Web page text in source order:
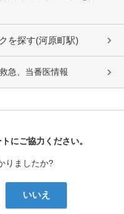
を探す(河原町駅)
急、当番医情報
にご協力ください。
りましたか?
いいえ